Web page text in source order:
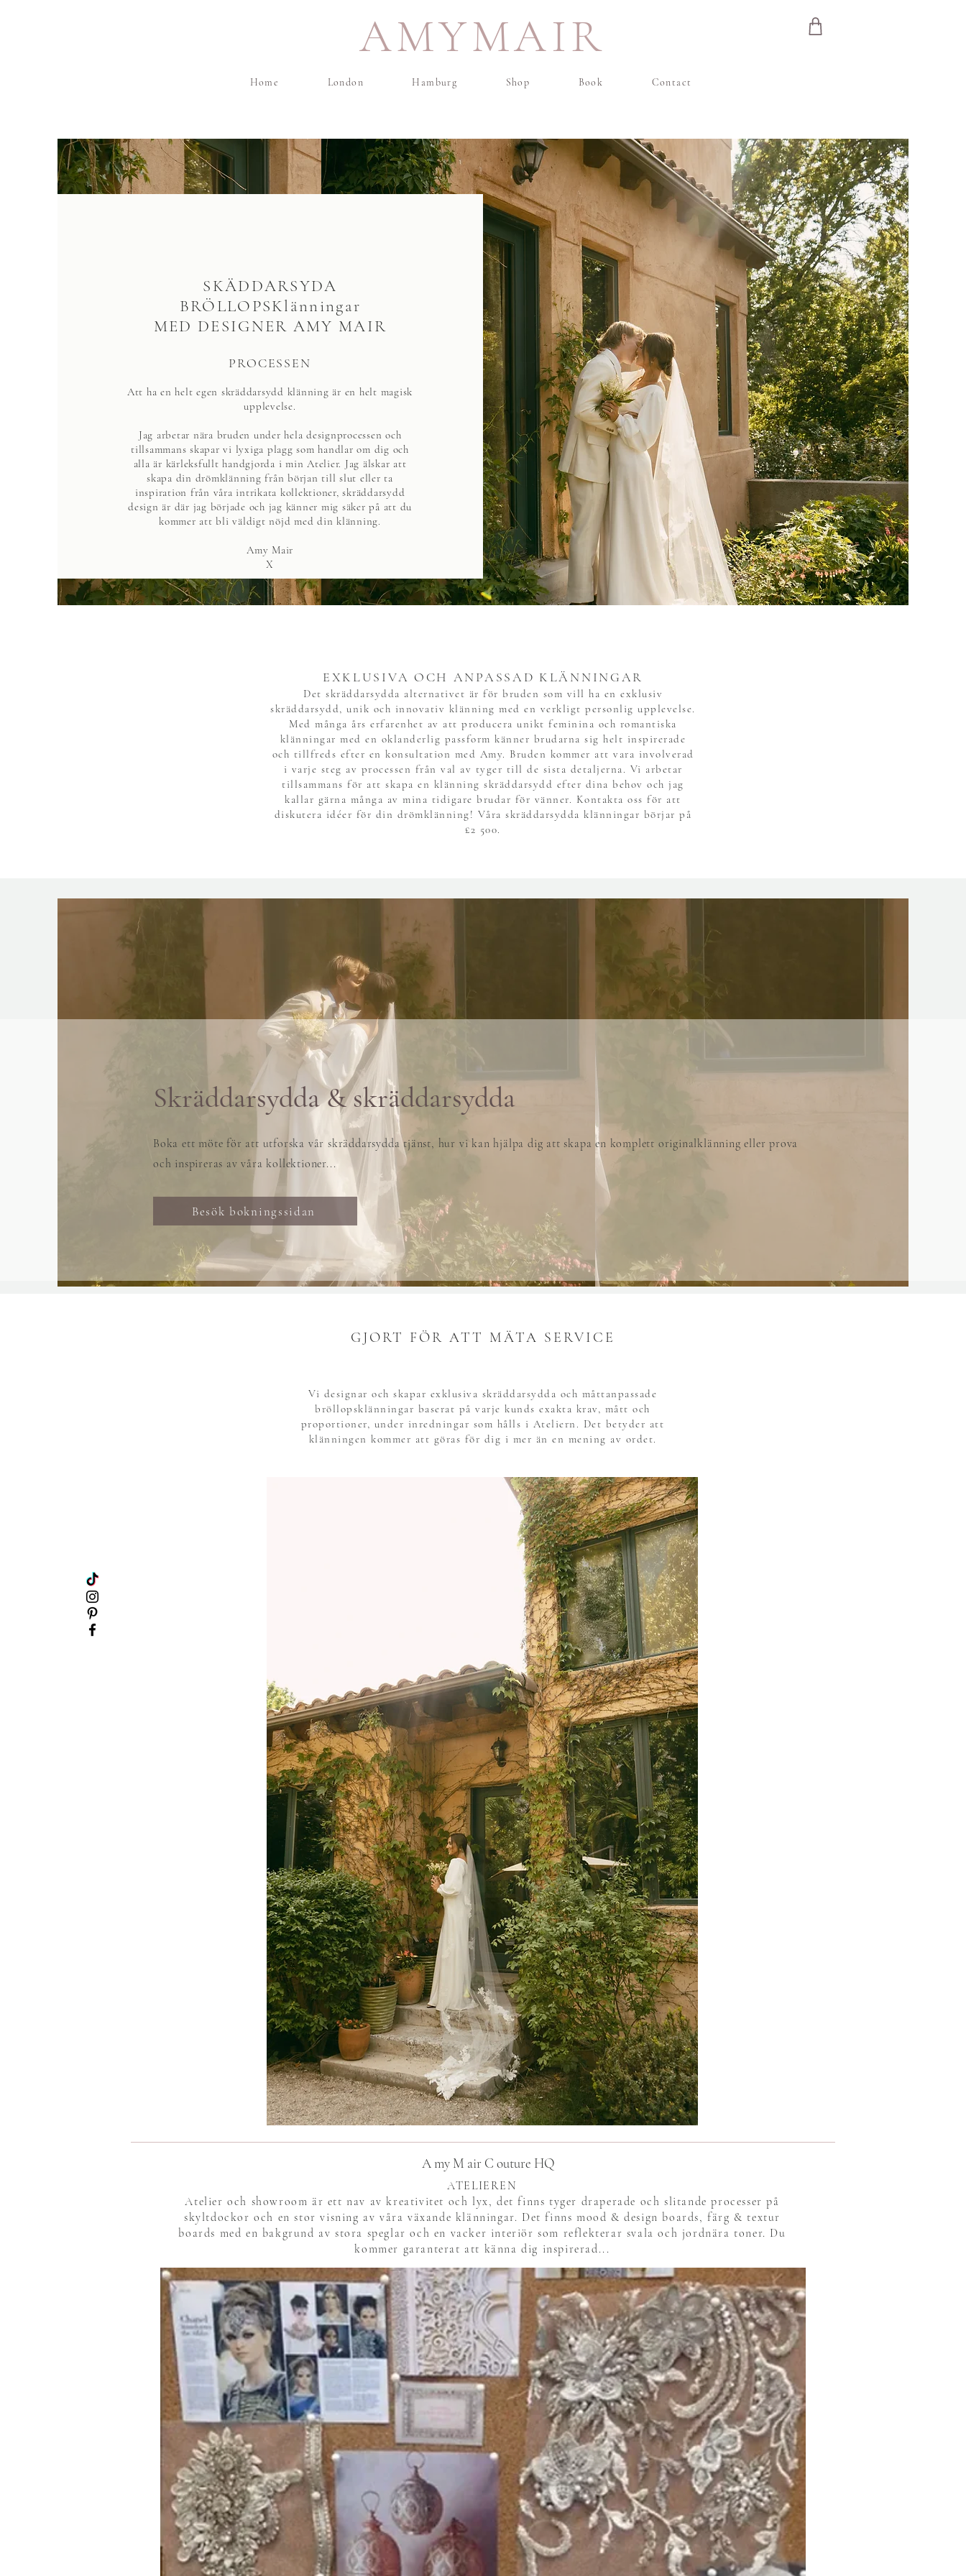
AMYMAIR
Home London Hamburg Shop Book Contact
SKÄDDARSYDA
BRÖLLOPSKlänningar
MED DESIGNER AMY MAIR
PROCESSEN
Att ha en helt egen skräddarsydd klänning är en helt magisk
upplevelse.
Jag arbetar nära bruden under hela designprocessen och
tillsammans skapar vi lyxiga plagg som handlar om dig och
alla är kärleksfullt handgjorda i min Atelier. Jag älskar att
skapa din drömklänning från början till slut eller ta
inspiration från våra intrikata kollektioner, skräddarsydd
design är där jag började och jag känner mig säker på att du
kommer att bli väldigt nöjd med din klänning.
Amy Mair
X
EXKLUSIVA OCH ANPASSAD KLÄNNINGAR
Det skräddarsydda alternativet är för bruden som vill ha en exklusiv
skräddarsydd, unik och innovativ klänning med en verkligt personlig upplevelse.
Med många års erfarenhet av att producera unikt feminina och romantiska
klänningar med en oklanderlig passform känner brudarna sig helt inspirerade
och tillfreds efter en konsultation med Amy. Bruden kommer att vara involverad
i varje steg av processen från val av tyger till de sista detaljerna. Vi arbetar
tillsammans för att skapa en klänning skräddarsydd efter dina behov och jag
kallar gärna många av mina tidigare brudar för vänner. Kontakta oss för att
diskutera idéer för din drömklänning! Våra skräddarsydda klänningar börjar på
£2 500.
Skräddarsydda & skräddarsydda
Boka ett möte för att utforska vår skräddarsydda tjänst, hur vi kan hjälpa dig att skapa en komplett originalklänning eller prova
och inspireras av våra kollektioner...
Besök bokningssidan
GJORT FÖR ATT MÄTA SERVICE
Vi designar och skapar exklusiva skräddarsydda och måttanpassade
bröllopsklänningar baserat på varje kunds exakta krav, mått och
proportioner, under inredningar som hålls i Ateliern. Det betyder att
klänningen kommer att göras för dig i mer än en mening av ordet.
A my M air C outure HQ
ATELIEREN
Atelier och showroom är ett nav av kreativitet och lyx, det finns tyger draperade och slitande processer på
skyltdockor och en stor visning av våra växande klänningar. Det finns mood & design boards, färg & textur
boards med en bakgrund av stora speglar och en vacker interiör som reflekterar svala och jordnära toner. Du
kommer garanterat att känna dig inspirerad...